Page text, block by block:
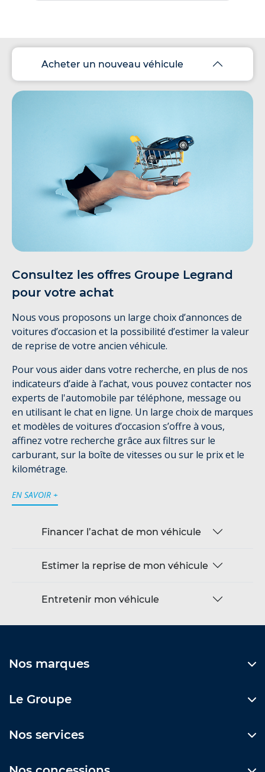
Acheter un nouveau véhicule
Consultez les offres Groupe Legrand
pour votre achat
Nous vous proposons un large choix d’annonces de
voitures d’occasion et la possibilité d’estimer la valeur
de reprise de votre ancien véhicule.
Pour vous aider dans votre recherche, en plus de nos
indicateurs d’aide à l’achat, vous pouvez contacter nos
experts de l'automobile par téléphone, message ou
en utilisant le chat en ligne. Un large choix de marques
et modèles de voitures d’occasion s’offre à vous,
affinez votre recherche grâce aux filtres sur le
carburant, sur la boîte de vitesses ou sur le prix et le
kilométrage.
EN SAVOIR +
Financer l’achat de mon véhicule
Estimer la reprise de mon véhicule
Entretenir mon véhicule
Nos marques
Le Groupe
Nos services